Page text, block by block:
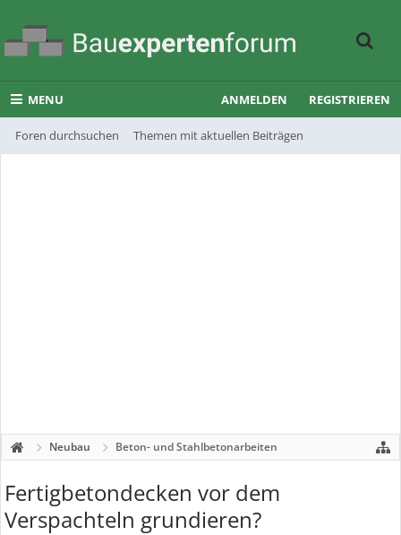
MENU
Foren durchsuchen Themen mit aktuellen Beiträgen
ANMELDEN REGISTRIEREN
Neubau Beton- und Stahlbetonarbeiten
Fertigbetondecken vor dem
Verspachteln grundieren?